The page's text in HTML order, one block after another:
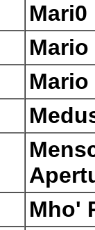
Mari0
Mario
Mho'